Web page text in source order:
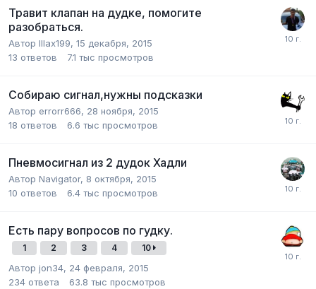
Травит клапан на дудке, помогите
разобраться.
Автор IIIax199, 15 декабря, 2015
13 ответов 7.1 тыс просмотров
Собираю сигнал,нужны подсказки
Автор errorr666, 28 ноября, 2015
18 ответов 6.6 тыс просмотров
Пневмосигнал из 2 дудок Хадли
Автор Navigator, 8 октября, 2015
10 ответов 6.4 тыс просмотров
Есть пару вопросов по гудку.
1 2 3 4 10
Автор jon34, 24 февраля, 2015
234 ответа 63.8 тыс просмотров